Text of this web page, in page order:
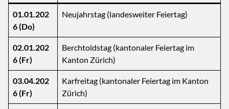
01.01.202
6 (Do)
Neujahrstag (landesweiter Feiertag)
02.01.202
6 (Fr)
Berchtoldstag (kantonaler Feiertag im
Kanton Zürich)
03.04.202
6 (Fr)
Karfreitag (kantonaler Feiertag im Kanton
Zürich)